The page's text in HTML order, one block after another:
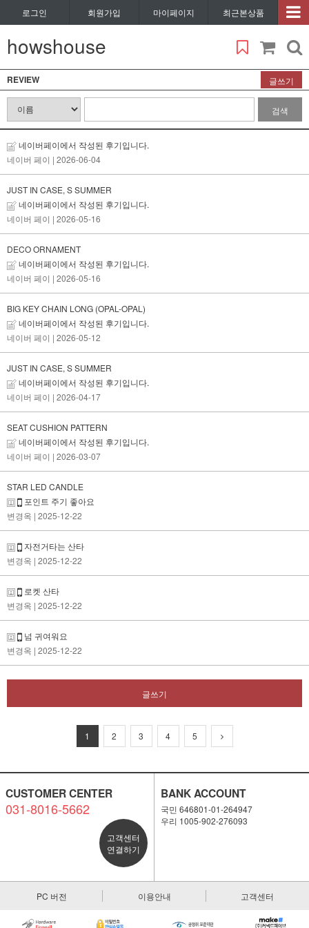
로그인 회원가입 마이페이지 최근본상품
howshouse
REVIEW 글쓰기
검색
네이버페이에서 작성된 후기입니다.
네이버 페이 | 2026-06-04
JUST IN CASE, S SUMMER
네이버페이에서 작성된 후기입니다.
네이버 페이 | 2026-05-16
DECO ORNAMENT
네이버페이에서 작성된 후기입니다.
네이버 페이 | 2026-05-16
BIG KEY CHAIN LONG (OPAL-OPAL)
네이버페이에서 작성된 후기입니다.
네이버 페이 | 2026-05-12
JUST IN CASE, S SUMMER
네이버페이에서 작성된 후기입니다.
네이버 페이 | 2026-04-17
SEAT CUSHION PATTERN
네이버페이에서 작성된 후기입니다.
네이버 페이 | 2026-03-07
STAR LED CANDLE
포인트 주기 좋아요
변경옥 | 2025-12-22
자전거타는 산타
변경옥 | 2025-12-22
로켓 산타
변경옥 | 2025-12-22
넘 귀여워요
변경옥 | 2025-12-22
글쓰기
1 2 3 4 5
CUSTOMER CENTER
031-8016-5662
고객센터
연결하기
BANK ACCOUNT
국민 646801-01-264947
우리 1005-902-276093
PC 버전 이용안내 고객센터